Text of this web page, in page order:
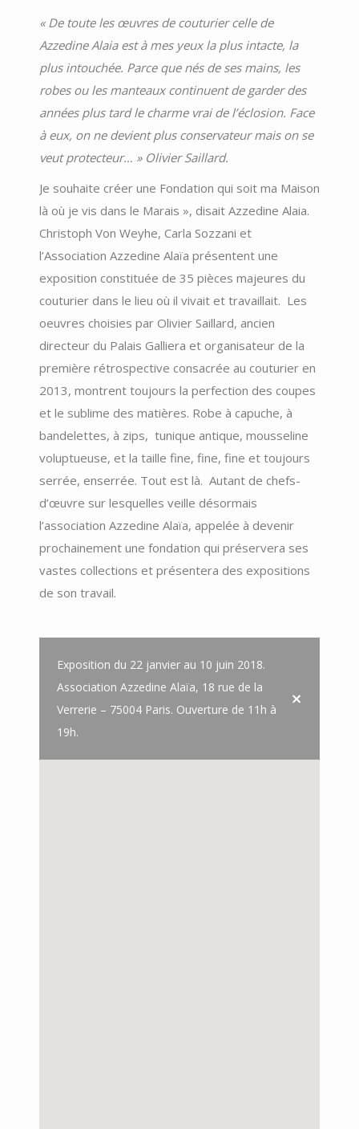
« De toute les œuvres de couturier celle de
Azzedine Alaia est à mes yeux la plus intacte, la
plus intouchée. Parce que nés de ses mains, les
robes ou les manteaux continuent de garder des
années plus tard le charme vrai de l’éclosion. Face
à eux, on ne devient plus conservateur mais on se
veut protecteur… » Olivier Saillard.
Je souhaite créer une Fondation qui soit ma Maison
là où je vis dans le Marais », disait Azzedine Alaia.
Christoph Von Weyhe, Carla Sozzani et
l’Association Azzedine Alaïa présentent une
exposition constituée de 35 pièces majeures du
couturier dans le lieu où il vivait et travaillait. Les
oeuvres choisies par Olivier Saillard, ancien
directeur du Palais Galliera et organisateur de la
première rétrospective consacrée au couturier en
2013, montrent toujours la perfection des coupes
et le sublime des matières. Robe à capuche, à
bandelettes, à zips, tunique antique, mousseline
voluptueuse, et la taille fine, fine, fine et toujours
serrée, enserrée. Tout est là. Autant de chefs-
d’œuvre sur lesquelles veille désormais
l’association Azzedine Alaïa, appelée à devenir
prochainement une fondation qui préservera ses
vastes collections et présentera des expositions
de son travail.
Exposition du 22 janvier au 10 juin 2018.
Association Azzedine Alaïa, 18 rue de la
Verrerie – 75004 Paris. Ouverture de 11h à
19h.